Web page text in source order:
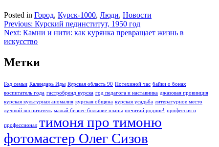
Posted in Город, Курск-1000, Люди, Новости
Навигация
по
Previous: Курский пединститут, 1950 год
Next: Камни и нити: как курянка превращает жизнь в
искусство
Метки
Год семьи Календарь Иды Курская область 90 Потехиной час байки о бонах
воспитатель года гастробренд курска год педагога и наставника джазовая провинция
курская культурная аномалия курская община курская усадьба литературное место
лучший воспитатель малый бизнес большие планы почитай родное! профессия и
профессионал тимоня про тимоню
фотомастер Олег Сизов